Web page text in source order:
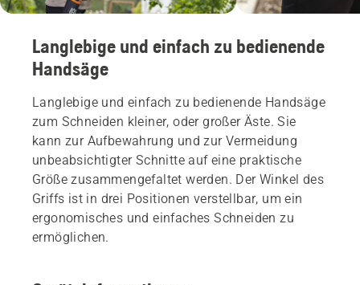
Langlebige und einfach zu bedienende
Handsäge
Langlebige und einfach zu bedienende Handsäge
zum Schneiden kleiner, oder großer Äste. Sie
kann zur Aufbewahrung und zur Vermeidung
unbeabsichtigter Schnitte auf eine praktische
Größe zusammengefaltet werden. Der Winkel des
Griffs ist in drei Positionen verstellbar, um ein
ergonomisches und einfaches Schneiden zu
ermöglichen.